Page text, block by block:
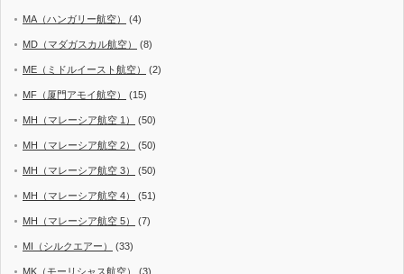
MA（ハンガリー航空） (4)
MD（マダガスカル航空） (8)
ME（ミドルイースト航空） (2)
MF（厦門アモイ航空） (15)
MH（マレーシア航空 1） (50)
MH（マレーシア航空 2） (50)
MH（マレーシア航空 3） (50)
MH（マレーシア航空 4） (51)
MH（マレーシア航空 5） (7)
MI（シルクエアー） (33)
MK（モーリシャス航空） (3)